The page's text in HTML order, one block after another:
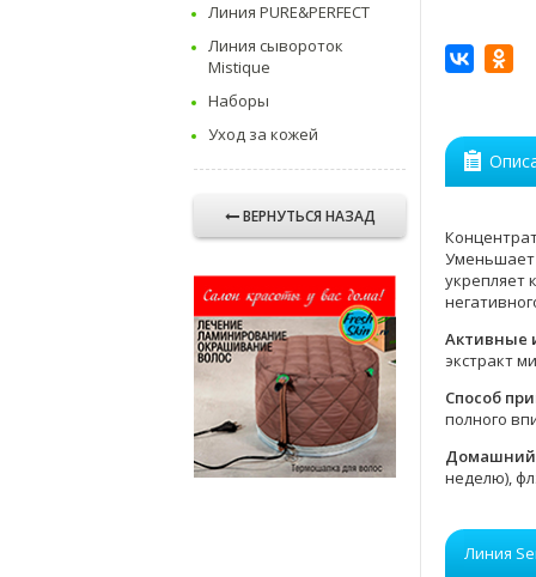
Линия PURE&PERFECT
Линия сывороток
Mistique
Наборы
Уход за кожей
ВЕРНУТЬСЯ НАЗАД
Уменьшает
укрепляет
Активные
экстракт
Способ
полного
Домашний
неделю),
Линия